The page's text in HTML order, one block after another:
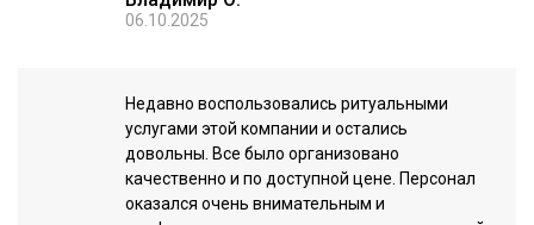
06.10.2025
Недавно воспользовались ритуальными
услугами этой компании и остались
довольны. Все было организовано
качественно и по доступной цене. Персонал
оказался очень внимательным и